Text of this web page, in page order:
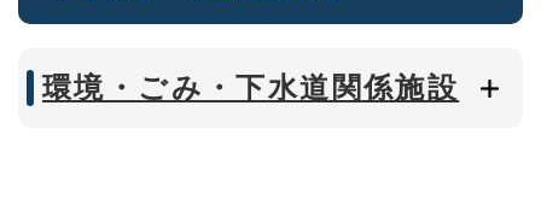
環境・ごみ・下水道関係施設